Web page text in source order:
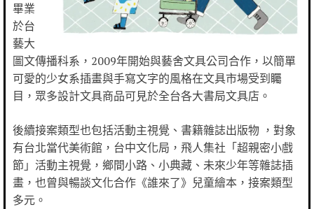
畢業
於台
藝大
圖文傳播科系，2009年開始與藝舍文具公司合作，以簡單
可愛的少女系插畫與手寫文字的風格在文具市場受到矚
目，眾多設計文具商品可見於全台各大書局文具店。
後續接案類型也包括活動主視覺、書籍雜誌出版物 ，對象
有台北當代美術館，台中文化局，飛人集社「超親密小戲
節」活動主視覺，鄉間小路、小典藏、未來少年等雜誌插
畫，也曾與暢談文化合作《誰來了》兒童繪本，接案類型
多元。